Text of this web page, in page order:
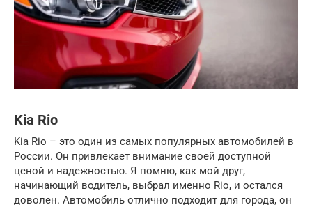
Kia Rio
Kia Rio – это один из самых популярных автомобилей в
России. Он привлекает внимание своей доступной
ценой и надежностью. Я помню, как мой друг,
начинающий водитель, выбрал именно Rio, и остался
доволен. Автомобиль отлично подходит для города, он